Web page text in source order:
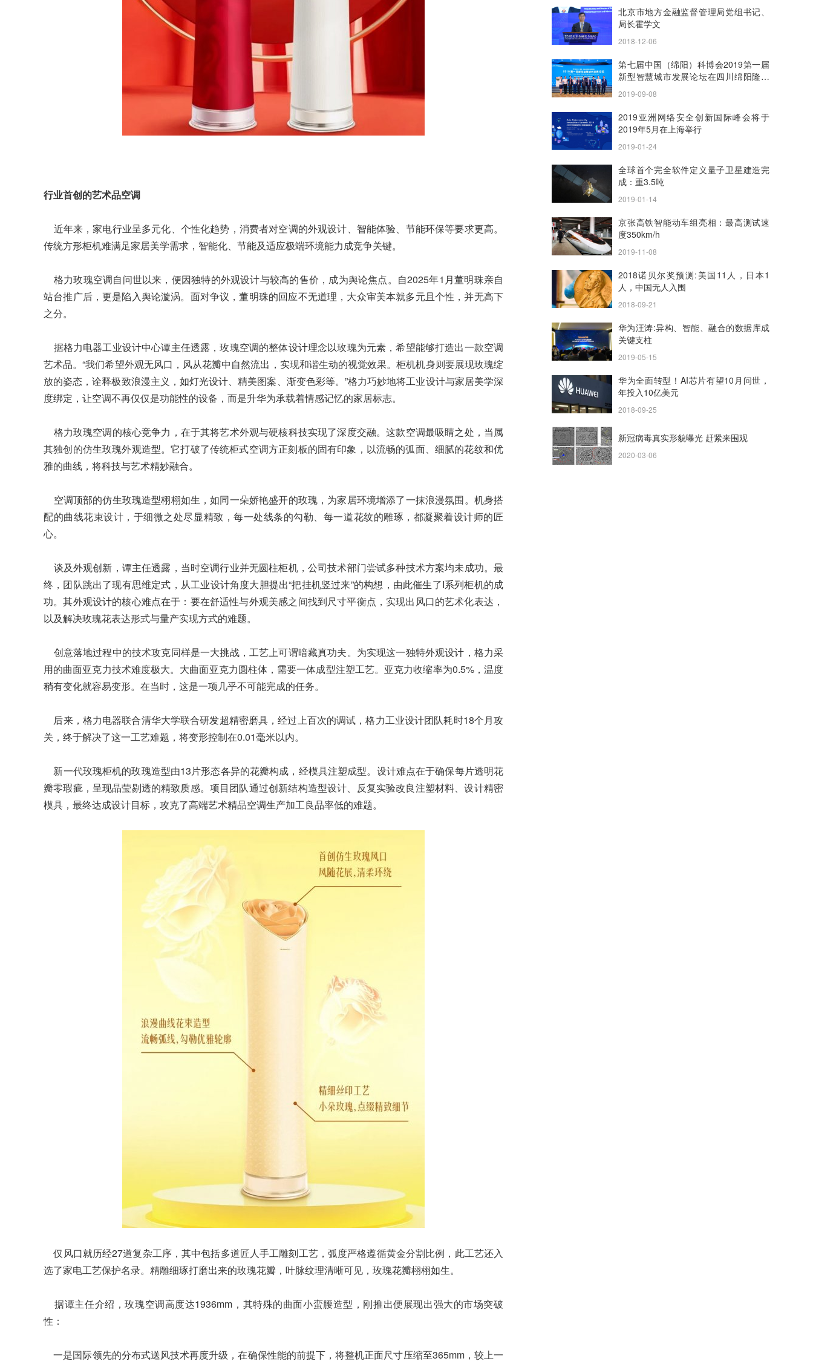
行业首创的艺术品空调
近年来，家电行业呈多元化、个性化趋势，消费者对空调的外观设计、智能体验、节能环保等要求更高。
传统方形柜机难满足家居美学需求，智能化、节能及适应极端环境能力成竞争关键。
格力玫瑰空调自问世以来，便因独特的外观设计与较高的售价，成为舆论焦点。自2025年1月董明珠亲自
站台推广后，更是陷入舆论漩涡。面对争议，董明珠的回应不无道理，大众审美本就多元且个性，并无高下
之分。
据格力电器工业设计中心谭主任透露，玫瑰空调的整体设计理念以玫瑰为元素，希望能够打造出一款空调
艺术品。“我们希望外观无风口，风从花瓣中自然流出，实现和谐生动的视觉效果。柜机机身则要展现玫瑰绽
放的姿态，诠释极致浪漫主义，如灯光设计、精美图案、渐变色彩等。”格力巧妙地将工业设计与家居美学深
度绑定，让空调不再仅仅是功能性的设备，而是升华为承载着情感记忆的家居标志。
格力玫瑰空调的核心竞争力，在于其将艺术外观与硬核科技实现了深度交融。这款空调最吸睛之处，当属
其独创的仿生玫瑰外观造型。它打破了传统柜式空调方正刻板的固有印象，以流畅的弧面、细腻的花纹和优
雅的曲线，将科技与艺术精妙融合。
空调顶部的仿生玫瑰造型栩栩如生，如同一朵娇艳盛开的玫瑰，为家居环境增添了一抹浪漫氛围。机身搭
配的曲线花束设计，于细微之处尽显精致，每一处线条的勾勒、每一道花纹的雕琢，都凝聚着设计师的匠
心。
谈及外观创新，谭主任透露，当时空调行业并无圆柱柜机，公司技术部门尝试多种技术方案均未成功。最
终，团队跳出了现有思维定式，从工业设计角度大胆提出“把挂机竖过来”的构想，由此催生了I系列柜机的成
功。其外观设计的核心难点在于：要在舒适性与外观美感之间找到尺寸平衡点，实现出风口的艺术化表达，
以及解决玫瑰花表达形式与量产实现方式的难题。
创意落地过程中的技术攻克同样是一大挑战，工艺上可谓暗藏真功夫。为实现这一独特外观设计，格力采
用的曲面亚克力技术难度极大。大曲面亚克力圆柱体，需要一体成型注塑工艺。亚克力收缩率为0.5%，温度
稍有变化就容易变形。在当时，这是一项几乎不可能完成的任务。
后来，格力电器联合清华大学联合研发超精密磨具，经过上百次的调试，格力工业设计团队耗时18个月攻
关，终于解决了这一工艺难题，将变形控制在0.01毫米以内。
新一代玫瑰柜机的玫瑰造型由13片形态各异的花瓣构成，经模具注塑成型。设计难点在于确保每片透明花
瓣零瑕疵，呈现晶莹剔透的精致质感。项目团队通过创新结构造型设计、反复实验改良注塑材料、设计精密
模具，最终达成设计目标，攻克了高端艺术精品空调生产加工良品率低的难题。
仅风口就历经27道复杂工序，其中包括多道匠人手工雕刻工艺，弧度严格遵循黄金分割比例，此工艺还入
选了家电工艺保护名录。精雕细琢打磨出来的玫瑰花瓣，叶脉纹理清晰可见，玫瑰花瓣栩栩如生。
据谭主任介绍，玫瑰空调高度达1936mm，其特殊的曲面小蛮腰造型，刚推出便展现出强大的市场突破
性：
一是国际领先的分布式送风技术再度升级，在确保性能的前提下，将整机正面尺寸压缩至365mm，较上一
北京市地方金融监督管理局党组书记、
局长霍学文
2018-12-06
第七届中国（绵阳）科博会2019第一届
新型智慧城市发展论坛在四川绵阳隆重
召开
2019-09-08
2019亚洲网络安全创新国际峰会将于
2019年5月在上海举行
2019-01-24
全球首个完全软件定义量子卫星建造完
成：重3.5吨
2019-01-14
京张高铁智能动车组亮相：最高测试速
度350km/h
2019-11-08
2018诺贝尔奖预测:美国11人，日本1
人，中国无人入围
2018-09-21
华为汪涛:异构、智能、融合的数据库成
关键支柱
2019-05-15
华为全面转型！AI芯片有望10月问世，
年投入10亿美元
2018-09-25
新冠病毒真实形貌曝光 赶紧来围观
2020-03-06